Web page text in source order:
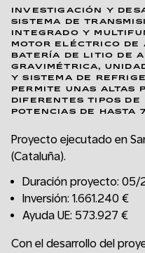
INVESTIGACIÓN Y
SISTEMA DE
INTEGRADO Y
MOTOR ELÉCTRICO DE
BATERÍA DE LITIO DE
GRAVIMÉTRICA,
Y SISTEMA DE
PERMITE UNAS ALTAS
DIFERENTES TIPOS DE
POTENCIAS DE HASTA
Proyecto ejecutado en
(Cataluña).
Duración proyecto:
Inversión: 1.661.240 €
Ayuda UE: 573.927 €
Con el desarrollo del